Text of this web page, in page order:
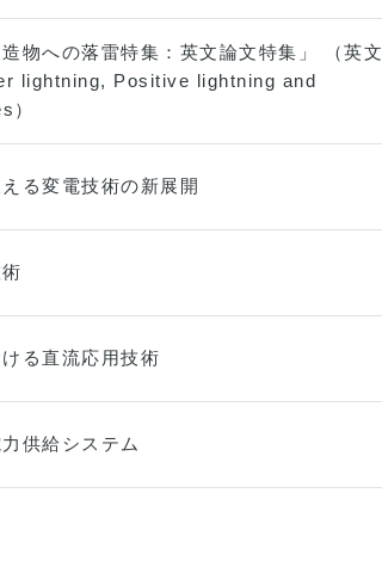
物への落雷特集：英文論文特集」 （英文
lightning, Positive lightning and
る変電技術の新展開
る直流応用技術
供給システム